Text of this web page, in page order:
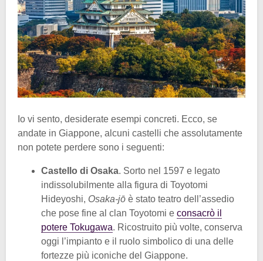
Io vi sento, desiderate esempi concreti. Ecco, se
andate in Giappone, alcuni castelli che assolutamente
non potete perdere sono i seguenti:
Castello di Osaka. Sorto nel 1597 e legato
indissolubilmente alla figura di Toyotomi
Hideyoshi, Osaka-jō è stato teatro dell’assedio
che pose fine al clan Toyotomi e consacrò il
potere Tokugawa. Ricostruito più volte, conserva
oggi l’impianto e il ruolo simbolico di una delle
fortezze più iconiche del Giappone.